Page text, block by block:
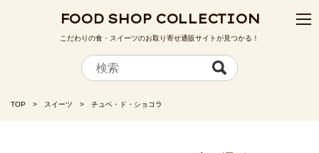
FOOD SHOP COLLECTION
こだわりの食・スイーツのお取り寄せ通販サイトが見つかる！
TOP スイーツ チュベ・ド・ショコラ